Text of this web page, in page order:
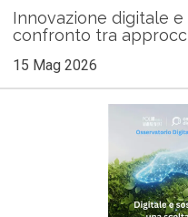
Innovazione digitale e
confronto tra
15 Mag 2026